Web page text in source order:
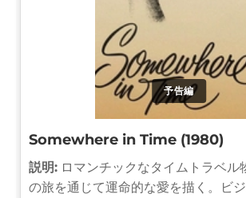
予告編
Somewhere in Time (1980)
説明: ロマンチックなタイムトラベル
の旅を通じて運命的な愛を描く。ビ